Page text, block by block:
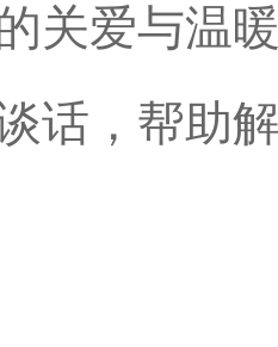
关爱与温
话，帮助